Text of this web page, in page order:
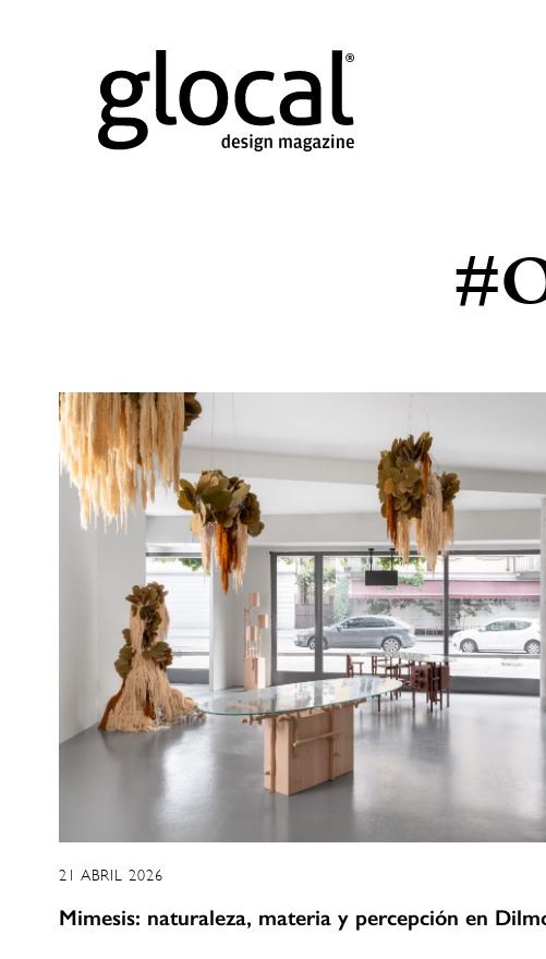
21 ABRIL 2026
Mimesis: naturaleza, materia y percepción en